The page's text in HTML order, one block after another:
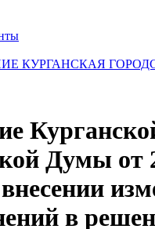
КУРГАНСКАЯ
Думы от
в